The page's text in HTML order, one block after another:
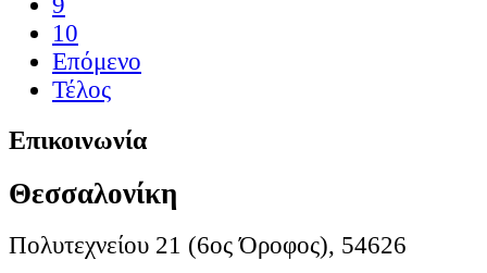
10
Επόμενο
Τέλος
Επικοινωνία
Θεσσαλονίκη
Πολυτεχνείου 21 (6ος Όροφος), 54626